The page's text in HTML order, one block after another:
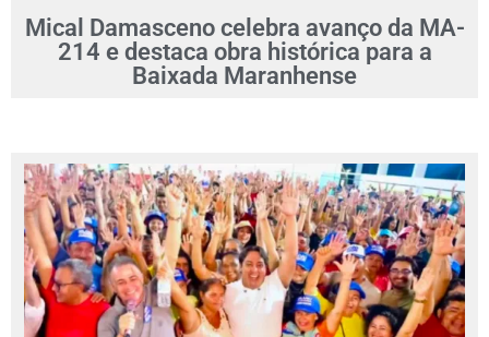
Mical Damasceno celebra avanço da MA-
214 e destaca obra histórica para a
Baixada Maranhense